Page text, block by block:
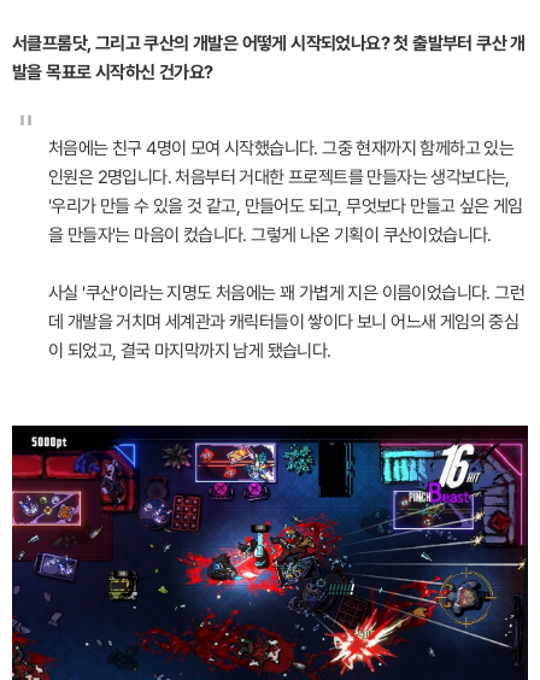
서클프롬닷, 그리고 쿠산의 개발은 어떻게 시작되었나요? 첫 출발부터 쿠산 개
발을 목표로 시작하신 건가요?
"
처음에는 친구 4명이 모여 시작했습니다. 그중 현재까지 함께하고 있는
인원은 2명입니다. 처음부터 거대한 프로젝트를 만들자는 생각보다는,
'우리가 만들 수 있을 것 같고, 만들어도 되고, 무엇보다 만들고 싶은 게임
을 만들자'는 마음이 컸습니다. 그렇게 나온 기획이 쿠산이었습니다.
사실 '쿠산'이라는 지명도 처음에는 꽤 가볍게 지은 이름이었습니다. 그런
데 개발을 거치며 세계관과 캐릭터들이 쌓이다 보니 어느새 게임의 중심
이 되었고, 결국 마지막까지 남게 됐습니다.